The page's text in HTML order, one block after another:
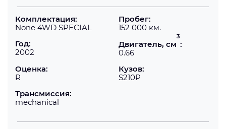
Комплектация:
None 4WD SPECIAL
Пробег:
152 000 км.
Год:
2002
Двигатель, см
3
:
0.66
Оценка:
R
Кузов:
S210P
Трансмиссия:
mechanical